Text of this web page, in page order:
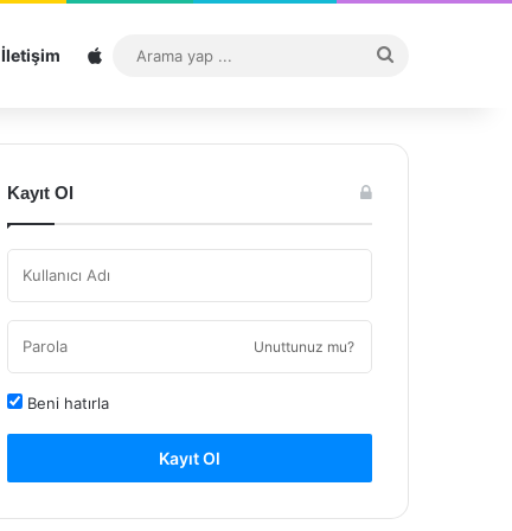
İletişim Sitemap
...
Kayıt Ol
Unuttunuz mu?
Beni hatırla
Kayıt Ol